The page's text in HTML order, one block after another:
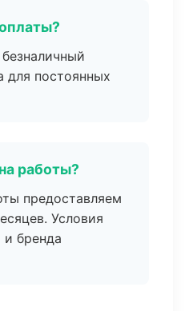
для постоянных
работы?
предоставляем
Условия
и бренда